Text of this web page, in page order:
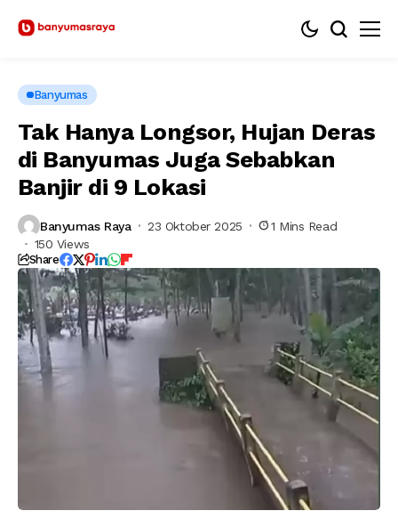
Banyumas
Tak Hanya Longsor, Hujan Deras
di Banyumas Juga Sebabkan
Banjir di 9 Lokasi
Banyumas Raya 23 Oktober 2025
1 Mins Read
150 Views
Share